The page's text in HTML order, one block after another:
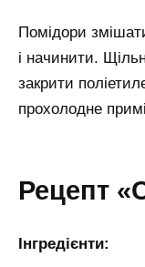
Помідори
і начинити.
закрити
прохолодне
Рецепт
Інгредієнти: